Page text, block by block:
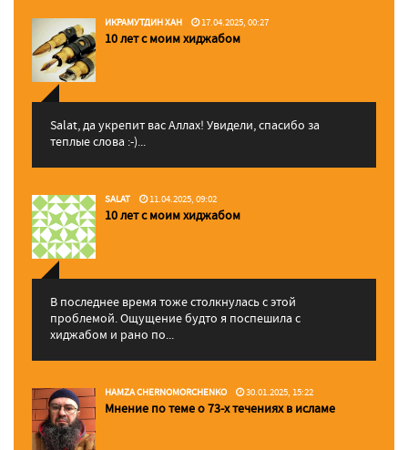
ИКРАМУТДИН ХАН 17.04.2025, 00:27
10 лет с моим хиджабом
Salat, да укрепит вас Аллаx! Увидели, спасибо за
теплые слова :-)...
SALAT 11.04.2025, 09:02
10 лет с моим хиджабом
В последнее время тоже столкнулась с этой
проблемой. Ощущение будто я поспешила с
хиджабом и рано по...
HAMZA CHERNOMORCHENKO 30.01.2025, 15:22
Мнение по теме о 73-х течениях в исламе